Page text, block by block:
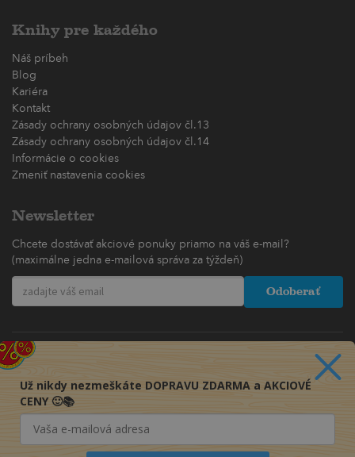
Knihy pre každého
Náš príbeh
Blog
Kariéra
Kontakt
Zásady ochrany osobných údajov čl.13
Zásady ochrany osobných údajov čl.14
Informácie o cookies
Zmeniť nastavenia cookies
Newsletter
Chcete dostávať akciové ponuky priamo na váš e-mail?
(maximálne jedna e-mailová správa za týždeň)
Odoberať
Už nikdy nezmeškáte DOPRAVU ZDARMA a AKCIOVÉ
CENY 🙂📚